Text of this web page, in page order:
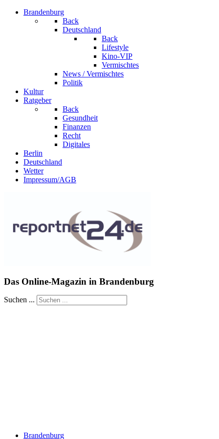
Brandenburg
Back
Deutschland
Back
Lifestyle
Kino-VIP
Vermischtes
News / Vermischtes
Politik
Kultur
Ratgeber
Back
Gesundheit
Finanzen
Recht
Digitales
Berlin
Deutschland
Wetter
Impressum/AGB
Das Online-Magazin in Brandenburg
Suchen ...
Brandenburg